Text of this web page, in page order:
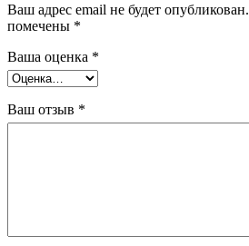
Ваш адрес email не будет опубликован.
помечены *
Ваша оценка *
Ваш отзыв *